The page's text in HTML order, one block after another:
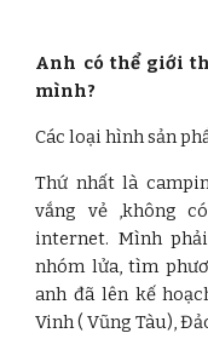
Anh có thể giới
mình?
Các loại hình sản
Thứ nhất là
vắng vẻ ,không
internet. Mình
nhóm lửa, tìm
anh đã lên kế
Vinh ( Vũng Tàu),